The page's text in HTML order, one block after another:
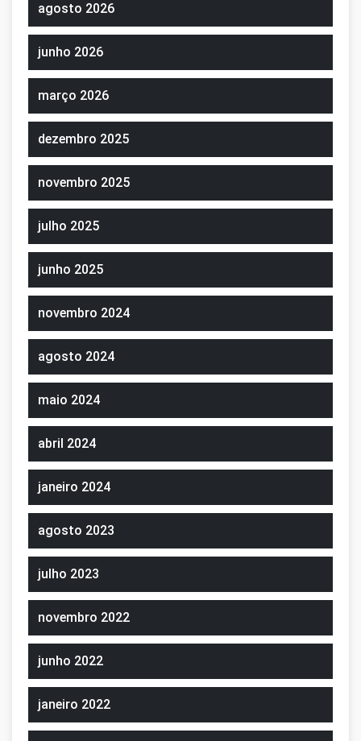
agosto 2026
junho 2026
março 2026
dezembro 2025
novembro 2025
julho 2025
junho 2025
novembro 2024
agosto 2024
maio 2024
abril 2024
janeiro 2024
agosto 2023
julho 2023
novembro 2022
junho 2022
janeiro 2022